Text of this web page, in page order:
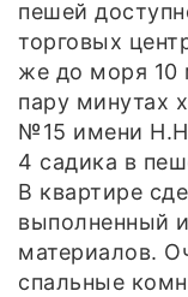
пешей
торговых
же до моря 10
пару минутах
№15 имени
4 садика в
В квартире
выполненный
материалов.
спальные